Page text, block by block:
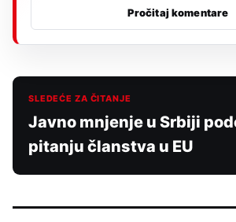
Pročitaj komentare
SLEDEĆE ZA ČITANJE
Javno mnjenje u Srbiji
pitanju članstva u EU